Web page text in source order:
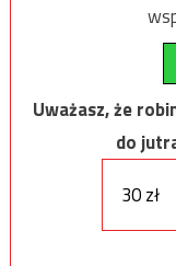
Uważasz, że
do
30 zł